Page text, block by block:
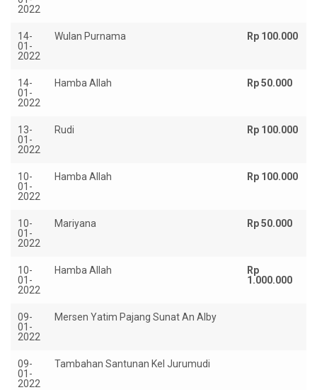
2022
14-
01-
2022
Wulan Purnama Rp 100.000
14-
01-
2022
Hamba Allah Rp 50.000
13-
01-
2022
Rudi Rp 100.000
10-
01-
2022
Hamba Allah Rp 100.000
10-
01-
2022
Mariyana Rp 50.000
10-
01-
2022
Hamba Allah
Rp
1.000.000
09-
01-
2022
Mersen Yatim Pajang Sunat An Alby
09-
01-
2022
Tambahan Santunan Kel Jurumudi